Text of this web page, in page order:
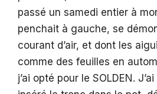
passé un samedi entier à
penchait à gauche, se
courant d’air, et dont les
comme des feuilles en
j’ai opté pour le SOLDEN.